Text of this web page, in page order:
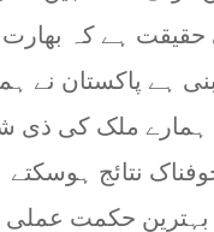
حقیقت ہے کہ
ہے پاکستان نے
ہمارے ملک کی ذی
نتائج ہوسکتے
حکمت عملی